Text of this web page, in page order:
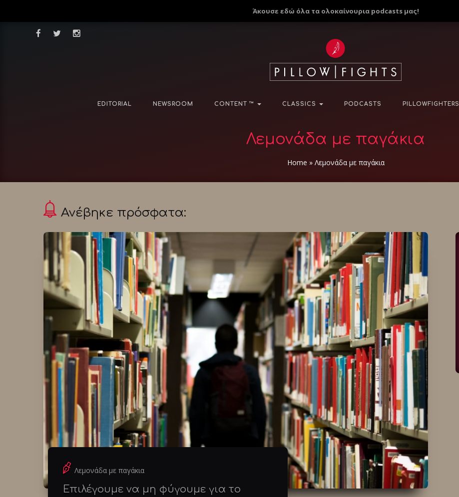
Άκουσε εδώ όλα τα ολοκαίνουρια podcasts μας!
EDITORIAL NEWSROOM CONTENT ™ CLASSICS PODCASTS PILLOWFIGHTERS
Λεμονάδα με παγάκια
Home » Λεμονάδα με παγάκια
Ανέβηκε πρόσφατα:
Λεμονάδα με παγάκια
Επιλέγουμε να μη φύγουμε για το